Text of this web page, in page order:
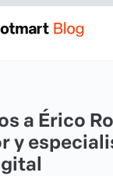
a Érico
y